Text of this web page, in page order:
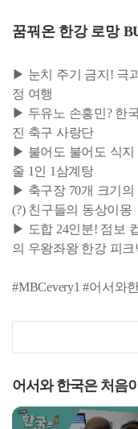
꿈꿔온 한강 로망
▶ 눈치 주기 금지! 극
정 여행
▶ 두유노 손흥민? 한
진 축구 사랑단
▶ 불어도 불어도 식
줄 1인 1삼계탕
▶ 축구장 70개 크기의
(?) 친구들의 동상이몽
▶ 도합 24인분! 점보
의 우왕좌왕 한강 피크
#MBCevery1 #어서와
어서와 한국은 처음